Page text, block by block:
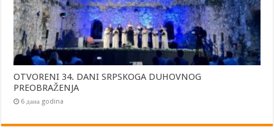
OTVORENI 34. DANI SRPSKOGA DUHOVNOG
PREOBRAŽENJA
6 дана godina